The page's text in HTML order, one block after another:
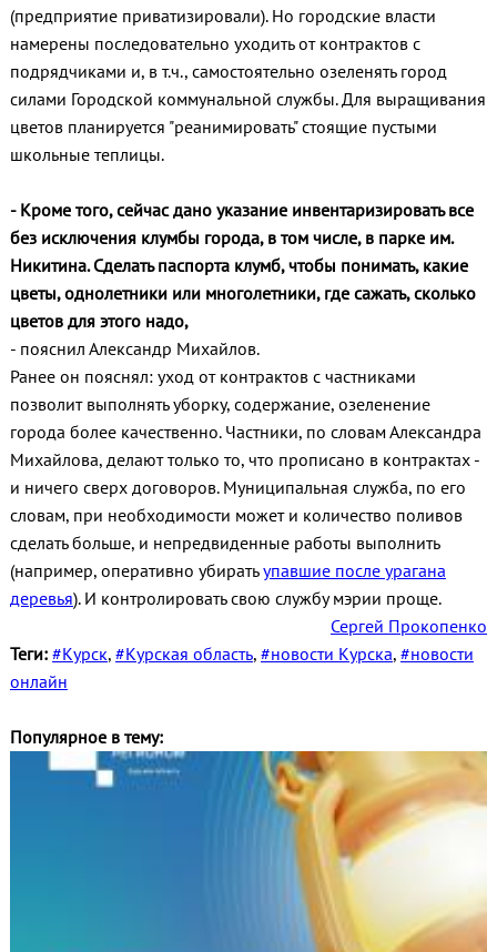
(предприятие приватизировали). Но городские власти
намерены последовательно уходить от контрактов с
подрядчиками и, в т.ч., самостоятельно озеленять город
силами Городской коммунальной службы. Для выращивания
цветов планируется "реанимировать" стоящие пустыми
школьные теплицы.
- Кроме того, сейчас дано указание инвентаризировать все
без исключения клумбы города, в том числе, в парке им.
Никитина. Сделать паспорта клумб, чтобы понимать, какие
цветы, однолетники или многолетники, где сажать, сколько
цветов для этого надо,
- пояснил Александр Михайлов.
Ранее он пояснял: уход от контрактов с частниками
позволит выполнять уборку, содержание, озеленение
города более качественно. Частники, по словам Александра
Михайлова, делают только то, что прописано в контрактах -
и ничего сверх договоров. Муниципальная служба, по его
словам, при необходимости может и количество поливов
сделать больше, и непредвиденные работы выполнить
(например, оперативно убиратьупавшие после урагана
деревья). И контролировать свою службу мэрии проще.
Сергей Прокопенко
Теги: #Курск, #Курская область, #новости Курска, #новости
онлайн
Популярное в тему: